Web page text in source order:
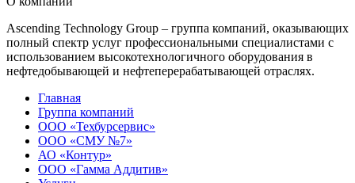
Ascending Technology Group – группа компаний, оказывающих
полный спектр услуг профессиональными специалистами с
использованием высокотехнологичного оборудования в
нефтедобывающей и нефтеперерабатывающей отраслях.
Главная
Группа компаний
ООО «Техбурсервис»
ООО «СМУ №7»
АО «Контур»
ООО «Гамма Аддитив»